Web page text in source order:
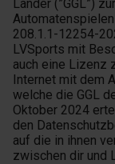
Länder (”GGL”)
208.1.1-12254-
LVSports mit
auch eine Lizenz
Internet mit dem
welche die GGL
Oktober 2024
den
auf die in ihnen
zwischen dir und